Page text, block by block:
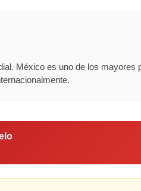
México es uno de los